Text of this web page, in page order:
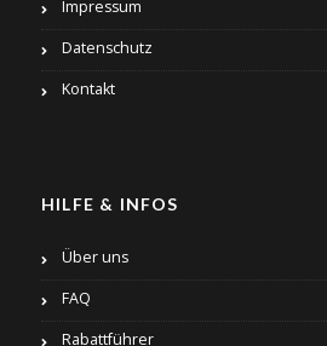
Impressum
Datenschutz
Kontakt
HILFE & INFOS
Über uns
FAQ
Rabattführer